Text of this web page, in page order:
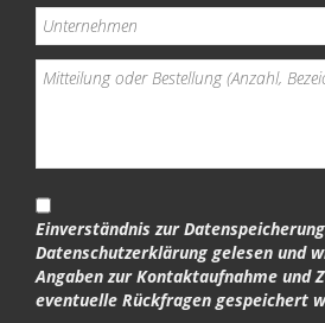
Einverständnis zur
Datenschutzerklärung gelesen und
Angaben zur Kontaktaufnahme und
eventuelle Rückfragen gespeichert